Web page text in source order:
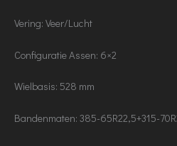
Vering: Veer/Lucht
Configuratie Assen: 6×2
Wielbasis: 528 mm
Bandenmaten: 385-65R22,5+315-